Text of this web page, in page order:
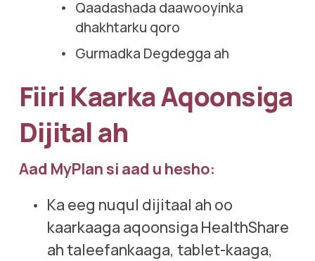
Qaadashada daawooyinka
dhakhtarku qoro
Gurmadka Degdegga ah
Fiiri Kaarka Aqoonsiga
Dijital ah
Aad MyPlan si aad u hesho:
Ka eeg nuqul dijitaal ah oo
kaarkaaga aqoonsiga HealthShare
ah taleefankaaga, tablet-kaaga,